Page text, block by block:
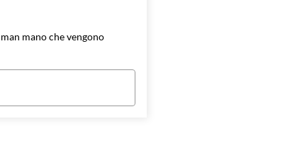
mano che vengono